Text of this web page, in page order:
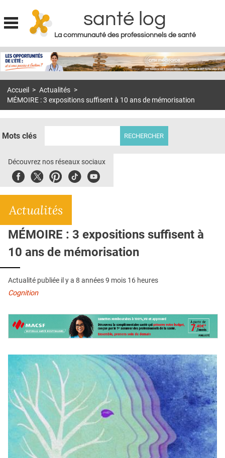
Jump to navigation
santé log
La communauté des professionnels de santé
MON COMPTE
S'ABONNER À LA REVUE SOIN À DOMICILE
DOSSIERS
E-REVUE SAD
L'APP
QUI SOMMES-NOUS ?
PUBLICITÉ
CONDITIONS GÉNÉRALES
CONTACT
Accueil > Actualités >
MÉMOIRE : 3 expositions suffisent à 10 ans de mémorisation
Mots clés
Découvrez nos réseaux sociaux
FacebookTwitterPinterest
TiktokYoubute
Actualités
MÉMOIRE : 3 expositions suffisent à
10 ans de mémorisation
Actualité publiée il y a 8 années 9 mois 16 heures
Cognition